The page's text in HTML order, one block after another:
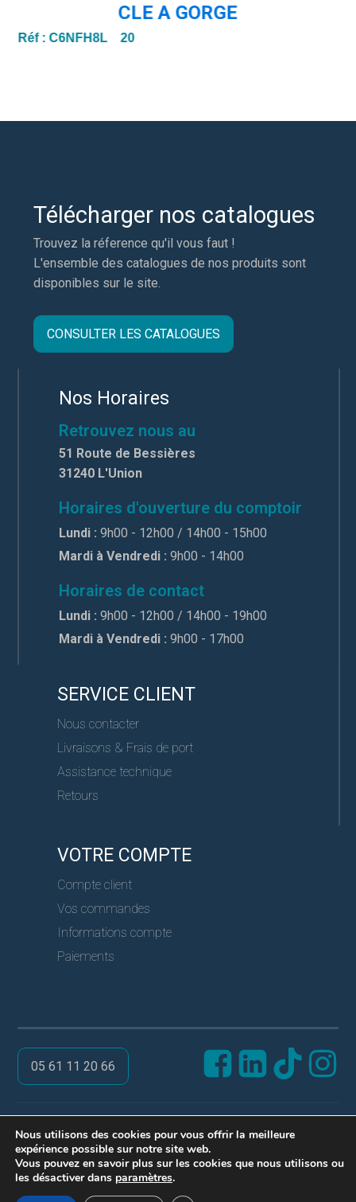
CLE A GORGE
Réf :C6NFH8L 20
Télécharger nos catalogues
Trouvez la réference qu'il vous faut !
L'ensemble des catalogues de nos produits sont
disponibles sur le site.
CONSULTER LES CATALOGUES
Nos Horaires
Retrouvez nous au
51 Route de Bessières
31240 L'Union
Horaires d'ouverture du comptoir
Lundi : 9h00 - 12h00 / 14h00 - 15h00
Mardi à Vendredi : 9h00 - 14h00
Horaires de contact
Lundi : 9h00 - 12h00 / 14h00 - 19h00
Mardi à Vendredi : 9h00 - 17h00
SERVICE CLIENT
Nous contacter
Livraisons & Frais de port
Assistance technique
Retours
VOTRE COMPTE
Compte client
Vos commandes
Informations compte
Paiements
05 61 11 20 66
@ PRO SERVICES CLES
Réalisation ARPEGA
Mentions légales
Nous utilisons des cookies pour vous offrir la meilleure
expérience possible sur notre site web.
Vous pouvez en savoir plus sur les cookies que nous utilisons ou
les désactiver dans paramètres.